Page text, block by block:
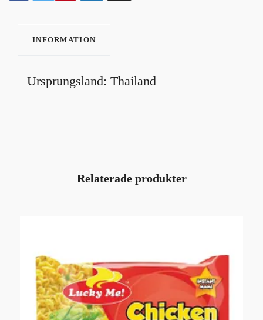
INFORMATION
Ursprungsland: Thailand